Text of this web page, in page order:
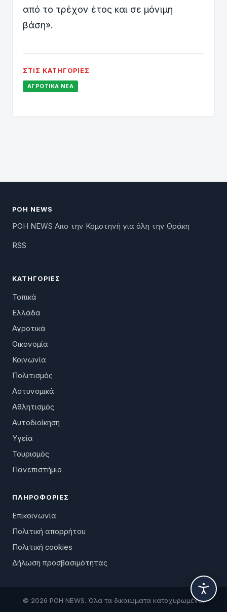
από το τρέχον έτος και σε μόνιμη
βάση».
ΣΤΙΣ ΚΑΤΗΓΟΡΊΕΣ
ΑΓΡΟΤΙΚΆ ΝΈΑ
ΡΟΗ NEWS
ΡΟΗ NEWS Απο την Κομοτηνή για όλη την Θράκη
RSS
ΚΑΤΗΓΟΡΊΕΣ
Τοπικά
Ελλάδα
Αγροτικά
Οικονομία
Κοινωνία
Πολιτισμός
Αστυνομικά
Αθλητισμός
Αυτοδιοίκηση
Υγεία
Τουρισμός
Πανεπιστήμιο
ΠΛΗΡΟΦΟΡΊΕΣ
Επικοινωνία
Πολιτική απορρήτου
Πολιτική cookies
Δήλωση προσβασιμότητας
© 2026 ΡΟΗ NEWS. Όλα τα δικαιώματα κατοχυρωμένα.